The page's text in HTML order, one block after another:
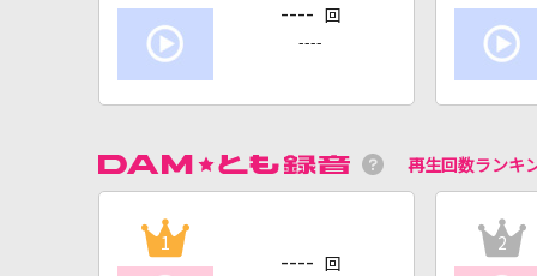
---- 回
----
再生回数ランキ
1
---- 回
2